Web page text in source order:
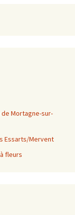
de Mortagne-sur-
Essarts/Mervent
fleurs